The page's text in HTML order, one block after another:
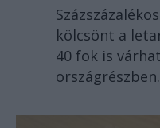
kölcsönt a
40 fok is
országrészben.